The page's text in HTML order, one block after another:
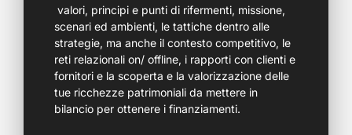
valori, principi e punti di rifermenti, missione,
scenari ed ambienti, le tattiche dentro alle
strategie, ma anche il contesto competitivo, le
reti relazionali on/ offline, i rapporti con clienti e
fornitori e la scoperta e la valorizzazione delle
tue ricchezze patrimoniali da mettere in
bilancio per ottenere i finanziamenti.